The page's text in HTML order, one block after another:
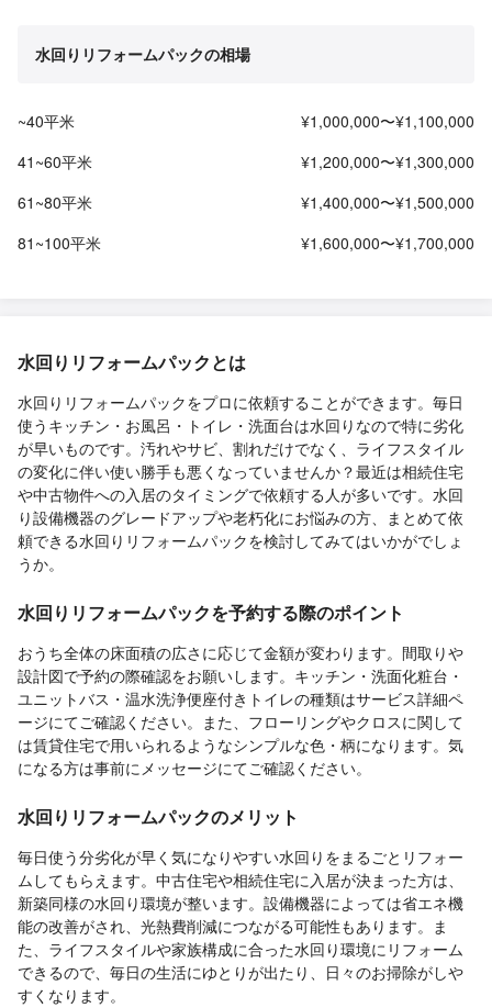
水回りリフォームパックの相場
~40平米
¥1,000,000〜¥1,100,000
41~60平米
¥1,200,000〜¥1,300,000
61~80平米
¥1,400,000〜¥1,500,000
81~100平米
¥1,600,000〜¥1,700,000
水回りリフォームパックとは
水回りリフォームパックをプロに依頼することができます。毎日
使うキッチン・お風呂・トイレ・洗面台は水回りなので特に劣化
が早いものです。汚れやサビ、割れだけでなく、ライフスタイル
の変化に伴い使い勝手も悪くなっていませんか？最近は相続住宅
や中古物件への入居のタイミングで依頼する人が多いです。水回
り設備機器のグレードアップや老朽化にお悩みの方、まとめて依
頼できる水回りリフォームパックを検討してみてはいかがでしょ
うか。
水回りリフォームパックを予約する際のポイント
おうち全体の床面積の広さに応じて金額が変わります。間取りや
設計図で予約の際確認をお願いします。キッチン・洗面化粧台・
ユニットバス・温水洗浄便座付きトイレの種類はサービス詳細ペ
ージにてご確認ください。また、フローリングやクロスに関して
は賃貸住宅で用いられるようなシンプルな色・柄になります。気
になる方は事前にメッセージにてご確認ください。
水回りリフォームパックのメリット
毎日使う分劣化が早く気になりやすい水回りをまるごとリフォー
ムしてもらえます。中古住宅や相続住宅に入居が決まった方は、
新築同様の水回り環境が整います。設備機器によっては省エネ機
能の改善がされ、光熱費削減につながる可能性もあります。ま
た、ライフスタイルや家族構成に合った水回り環境にリフォーム
できるので、毎日の生活にゆとりが出たり、日々のお掃除がしや
すくなります。